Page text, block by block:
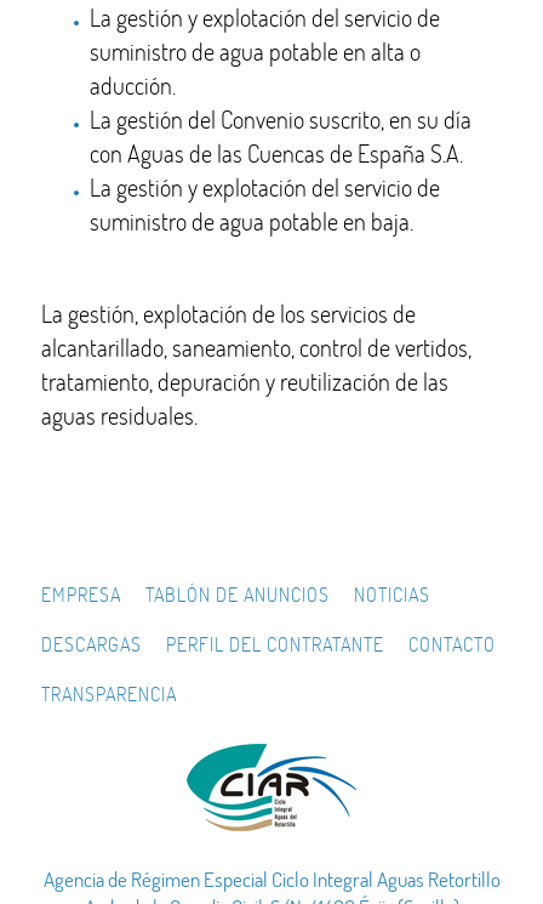
La gestión y explotación del servicio de
suministro de agua potable en alta o
aducción.
La gestión del Convenio suscrito, en su día
con Aguas de las Cuencas de España S.A.
La gestión y explotación del servicio de
suministro de agua potable en baja.
La gestión, explotación de los servicios de
alcantarillado, saneamiento, control de vertidos,
tratamiento, depuración y reutilización de las
aguas residuales.
EMPRESA TABLÓN DE ANUNCIOS NOTICIAS
DESCARGAS PERFIL DEL CONTRATANTE CONTACTO
TRANSPARENCIA
Agencia de Régimen Especial Ciclo Integral Aguas Retortillo